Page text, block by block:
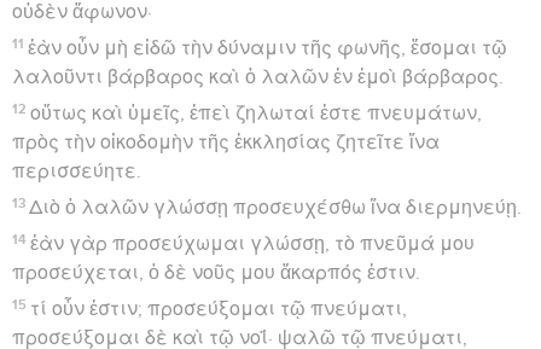
οὐδὲν ἄφωνον·
11 ἐὰν οὖν μὴ εἰδῶ τὴν δύναμιν τῆς φωνῆς, ἔσομαι τῷ
λαλοῦντι βάρβαρος καὶ ὁ λαλῶν ἐν ἐμοὶ βάρβαρος.
12 οὕτως καὶ ὑμεῖς, ἐπεὶ ζηλωταί ἐστε πνευμάτων,
πρὸς τὴν οἰκοδομὴν τῆς ἐκκλησίας ζητεῖτε ἵνα
περισσεύητε.
13 Διὸ ὁ λαλῶν γλώσσῃ προσευχέσθω ἵνα διερμηνεύῃ.
14 ἐὰν γὰρ προσεύχωμαι γλώσσῃ, τὸ πνεῦμά μου
προσεύχεται, ὁ δὲ νοῦς μου ἄκαρπός ἐστιν.
15 τί οὖν ἐστιν; προσεύξομαι τῷ πνεύματι,
προσεύξομαι δὲ καὶ τῷ νοΐ· ψαλῶ τῷ πνεύματι,